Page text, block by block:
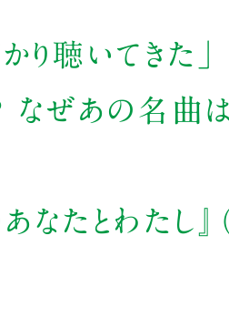
り聴いてきた」
ぜあの名曲は
あなたとわたし